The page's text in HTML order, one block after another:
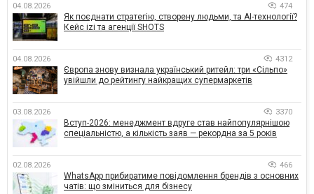
04.08.2026 474
Як поєднати стратегію, створену людьми, та AI-технології?
Кейс izi та агенції SHOTS
04.08.2026 4312
Європа знову визнала український ритейл: три «Сільпо»
увійшли до рейтингу найкращих супермаркетів
03.08.2026 3370
Вступ-2026: менеджмент вдруге став найпопулярнішою
спеціальністю, а кількість заяв — рекордна за 5 років
02.08.2026 466
WhatsApp прибиратиме повідомлення брендів з основних
чатів: що зміниться для бізнесу